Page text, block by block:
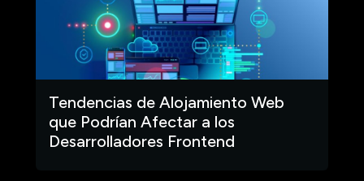
Tendencias de Alojamiento Web
que Podrían Afectar a los
Desarrolladores Frontend